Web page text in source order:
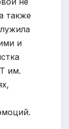
также
и
им.